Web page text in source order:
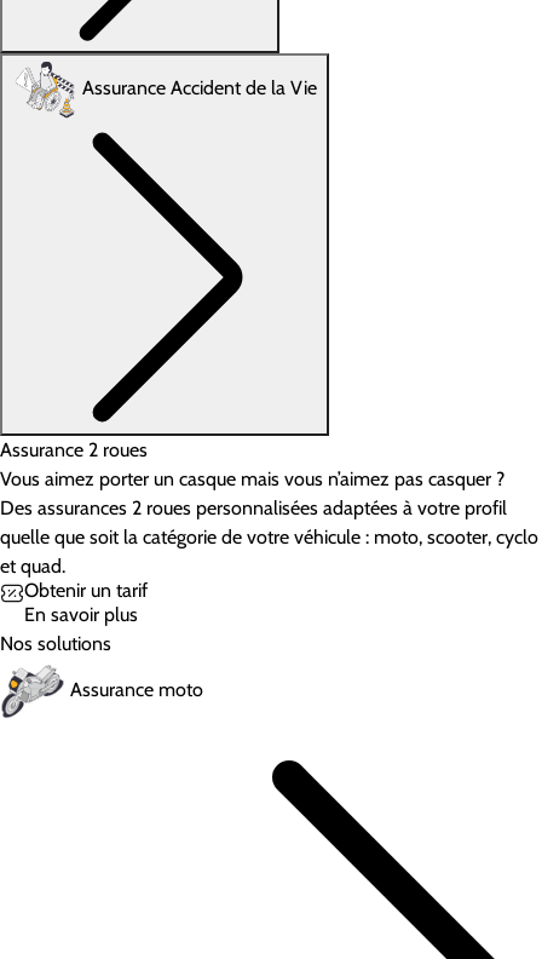
Assurance Accident de la Vie
Assurance 2 roues
Vous aimez porter un casque mais vous n’aimez pas casquer ?
Des assurances 2 roues personnalisées adaptées à votre profil
quelle que soit la catégorie de votre véhicule : moto, scooter, cyclo
et quad.
Obtenir un tarif
En savoir plus
Nos solutions
Assurance moto